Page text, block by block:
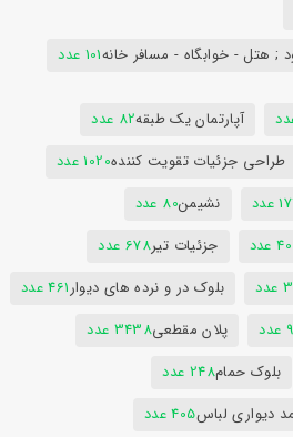
هتل - خوابگاه - مسافر خانه101 عدد
آپارتمان یک طبقه82 عدد
طراحی جزئیات تقویت کننده1020 عدد
عدد نشیمن80 عدد
عدد جزئیات تیر678 عدد
بلوک در و نرده های دیوار461 عدد
پلان مقطعی3438 عدد
بلوک حمام248 عدد
دیواری لباس405 عدد